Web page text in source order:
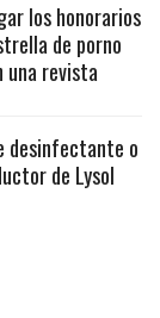
los honorarios
de porno
una revista
desinfectante o
de Lysol